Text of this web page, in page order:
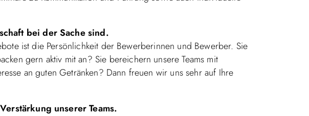
bei der Sache sind.
ist die Persönlichkeit der Bewerberinnen und Bewerber. Sie
gern aktiv mit an? Sie bereichern unsere Teams mit
an guten Getränken? Dann freuen wir uns sehr auf Ihre
unserer Teams.